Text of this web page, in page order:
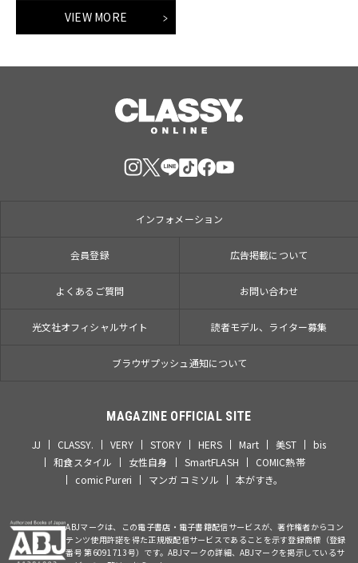
VIEW MORE
インフォメーション
会員登録 広告掲載について
よくあるご質問 お問い合わせ
光文社オフィシャルサイト 読者モデル、ライター募集
ブラウザプッシュ通知について
MAGAZINE OFFICIAL SITE
JJ CLASSY. VERY STORY HERS Mart 美ST
bis
和食スタイル
女性自身 SmartFLASH
COMIC熱帯
comic Pureri
マンガ コミソル 本がすき。
ABJマークは、この電子書店・電子書籍配信サービスが、著作権者からコン
テンツ使用許諾を得た正規版配信サービスであることを示す登録商標（登録
番号 第6091713号）です。ABJマークの詳細、ABJマークを掲示しているサ